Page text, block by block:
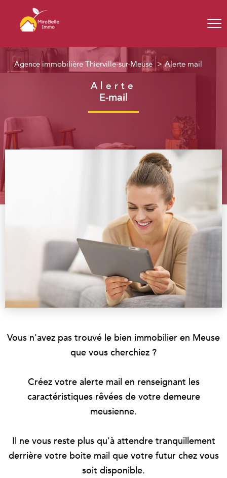
Agence immobilière Thierville-sur-Meuse Alerte mail
Alerte
E-mail
Vous n'avez pas trouvé le bien immobilier en Meuse
que vous cherchiez ?
Créez votre alerte mail en renseignant les
caractéristiques rêvées de votre demeure
meusienne.
Il ne vous reste plus qu'à attendre tranquillement
derrière votre boite mail que votre futur chez vous
soit disponible.